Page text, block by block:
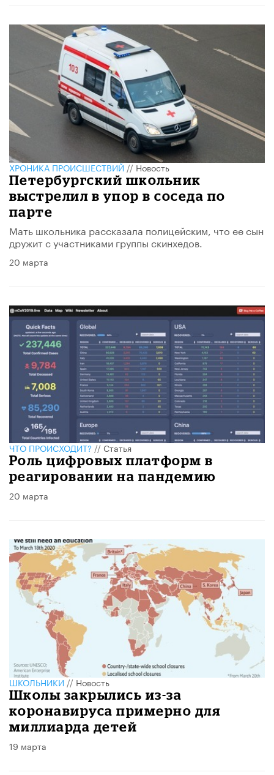
ХРОНИКА ПРОИСШЕСТВИЙ//Новость
Петербургский школьник
выстрелил в упор в соседа по
парте
Мать школьника рассказала полицейским, что ее сын
дружит с участниками группы скинхедов.
20 марта
ЧТО ПРОИСХОДИТ?//Статья
Роль цифровых платформ в
реагировании на пандемию
20 марта
ШКОЛЬНИКИ//Новость
Школы закрылись из-за
коронавируса примерно для
миллиарда детей
19 марта